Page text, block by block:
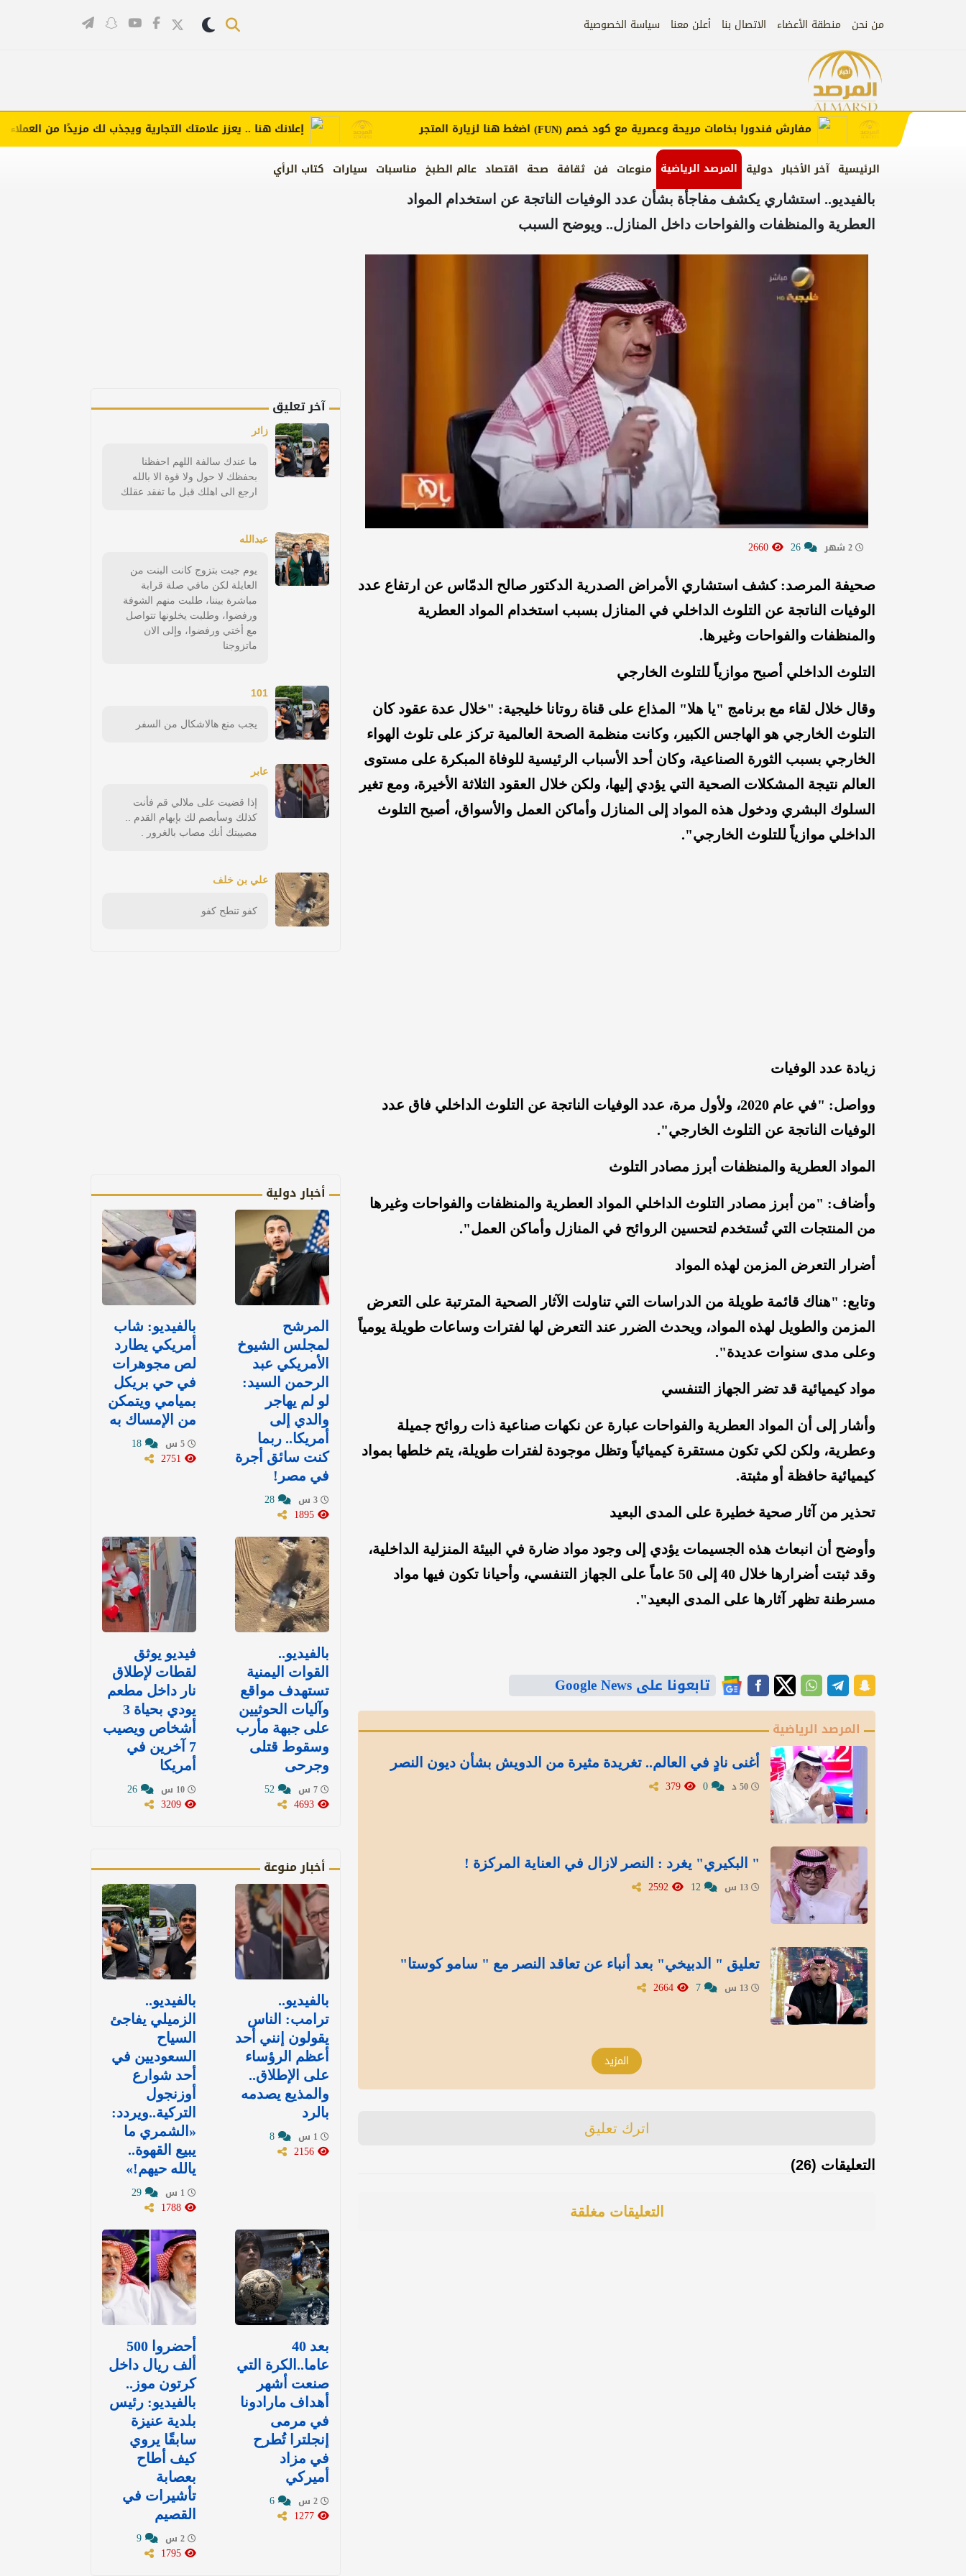
من نحن منطقة الأعضاء الاتصال بنا أعلن معنا سياسة الخصوصية
الرئيسية آخر الأخبار دولية المرصد الرياضية منوعات فن ثقافة صحة اقتصاد عالم الطبخ مناسبات سيارات كتاب الرأي
إعلانك هنا .. يعزز علامتك التجارية ويجذب لك مزيدًا من العملاء مفارش فندورا بخامات مريحة وعصرية مع كود خصم(FUN)اضغط هنا لزيارة المتجر
بالفيديو.. استشاري يكشف مفاجأة بشأن عدد الوفيات الناتجة عن استخدام المواد
العطرية والمنظفات والفواحات داخل المنازل.. ويوضح السبب
صحيفة المرصد: كشف استشاري الأمراض الصدرية الدكتور صالح الدمّاس عن ارتفاع عدد
الوفيات الناتجة عن التلوث الداخلي في المنازل بسبب استخدام المواد العطرية
والمنظفات والفواحات وغيرها.
التلوث الداخلي أصبح موازياً للتلوث الخارجي
وقال خلال لقاء مع برنامج "يا هلا" المذاع على قناة روتانا خليجية: "خلال عدة عقود كان
التلوث الخارجي هو الهاجس الكبير، وكانت منظمة الصحة العالمية تركز على تلوث الهواء
الخارجي بسبب الثورة الصناعية، وكان أحد الأسباب الرئيسية للوفاة المبكرة على مستوى
العالم نتيجة المشكلات الصحية التي يؤدي إليها، ولكن خلال العقود الثلاثة الأخيرة، ومع تغير
السلوك البشري ودخول هذه المواد إلى المنازل وأماكن العمل والأسواق، أصبح التلوث
الداخلي موازياً للتلوث الخارجي".
زيادة عدد الوفيات
وواصل: "في عام 2020، ولأول مرة، عدد الوفيات الناتجة عن التلوث الداخلي فاق عدد
الوفيات الناتجة عن التلوث الخارجي".
المواد العطرية والمنظفات أبرز مصادر التلوث
وأضاف: "من أبرز مصادر التلوث الداخلي المواد العطرية والمنظفات والفواحات وغيرها
من المنتجات التي تُستخدم لتحسين الروائح في المنازل وأماكن العمل".
أضرار التعرض المزمن لهذه المواد
وتابع: "هناك قائمة طويلة من الدراسات التي تناولت الآثار الصحية المترتبة على التعرض
المزمن والطويل لهذه المواد، ويحدث الضرر عند التعرض لها لفترات وساعات طويلة يومياً
وعلى مدى سنوات عديدة".
مواد كيميائية قد تضر الجهاز التنفسي
وأشار إلى أن المواد العطرية والفواحات عبارة عن نكهات صناعية ذات روائح جميلة
وعطرية، ولكن لكي تكون مستقرة كيميائياً وتظل موجودة لفترات طويلة، يتم خلطها بمواد
كيميائية حافظة أو مثبتة.
تحذير من آثار صحية خطيرة على المدى البعيد
وأوضح أن انبعاث هذه الجسيمات يؤدي إلى وجود مواد ضارة في البيئة المنزلية الداخلية،
وقد ثبتت أضرارها خلال 40 إلى 50 عاماً على الجهاز التنفسي، وأحيانا تكون فيها مواد
مسرطنة تظهر آثارها على المدى البعيد".
تابعونا على Google News
المرصد الرياضية
أغنى نادٍ في العالم.. تغريدة مثيرة من الدويش بشأن ديون النصر
" البكيري" يغرد : النصر لازال في العناية المركزة !
تعليق " الدبيخي" بعد أنباء عن تعاقد النصر مع " سامو كوستا"
المزيد
اترك تعليق
التعليقات (26)
التعليقات مغلقة
آخر تعليق
زائر
ما عندك سالفة اللهم احفظنا
بحفظك لا حول ولا قوة الا بالله
ارجع الى اهلك قبل ما تفقد عقلك
عبدالله
يوم جيت بتزوج كانت البنت من
العايلة لكن مافي صلة قرابة
مباشرة بيننا، طلبت منهم الشوفة
ورفضوا، وطلبت يخلونها تتواصل
مع أختي ورفضوا، وإلى الان
ماتزوجنا
101
يجب منع هالاشكال من السفر
عابر
إذا قضيت على ملالي قم فأنت
كذلك وسأبصم لك بإبهام القدم ..
مصيبتك أنك مصاب بالغرور .
علي بن خلف
كفو تنطح كفو
أخبار دولية
المرشح
لمجلس الشيوخ
الأمريكي عبد
الرحمن السيد:
لو لم يهاجر
والدي إلى
أمريكا.. ربما
كنت سائق أجرة
في مصر!
بالفيديو: شاب
أمريكي يطارد
لص مجوهرات
في حي بريكل
بميامي ويتمكن
من الإمساك به
بالفيديو..
القوات اليمنية
تستهدف مواقع
وآليات الحوثيين
على جبهة مأرب
وسقوط قتلى
وجرحى
فيديو يوثق
لقطات لإطلاق
نار داخل مطعم
يودي بحياة 3
أشخاص ويصيب
7 آخرين في
أمريكا
أخبار منوعة
بالفيديو..
ترامب: الناس
يقولون إنني أحد
أعظم الرؤساء
على الإطلاق..
والمذيع يصدمه
بالرد
بالفيديو..
الزميلي يفاجئ
السياح
السعوديين في
أحد شوارع
أوزنجول
التركية..ويردد:
«الشمري ما
يبيع القهوة..
يالله حيهم!»
بعد 40
عاما..الكرة التي
صنعت أشهر
أهداف مارادونا
في مرمى
إنجلترا تُطرح
في مزاد
أميركي
أحضروا 500
ألف ريال داخل
كرتون موز..
بالفيديو: رئيس
بلدية عنيزة
سابقًا يروي
كيف أطاح
بعصابة
تأشيرات في
القصيم